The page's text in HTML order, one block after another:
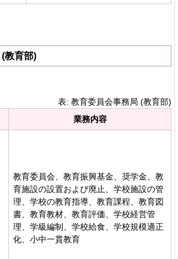
教育部)
表: 教育委員会事務局 (教育部)
業務内容
教育委員会、教育振興基金、奨学金、教
育施設の設置および廃止、学校施設の管
理、学校の教育指導、教育課程、教育図
書、教育教材、教育評価、学校経営管
理、学級編制、学校給食、学校規模適正
化、小中一貫教育